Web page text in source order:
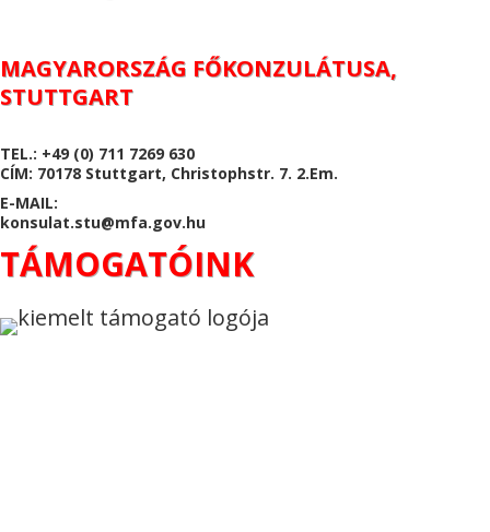
MAGYARORSZÁG FŐKONZULÁTUSA,
STUTTGART
TEL.: +49 (0) 711 7269 630
CÍM: 70178 Stuttgart, Christophstr. 7. 2.Em.
E-MAIL:
konsulat.stu@mfa.gov.hu
TÁMOGATÓINK